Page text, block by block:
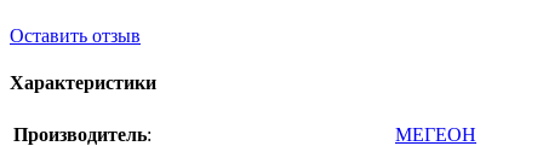
Оставить отзыв
Характеристики
Производитель:
МЕГЕОН